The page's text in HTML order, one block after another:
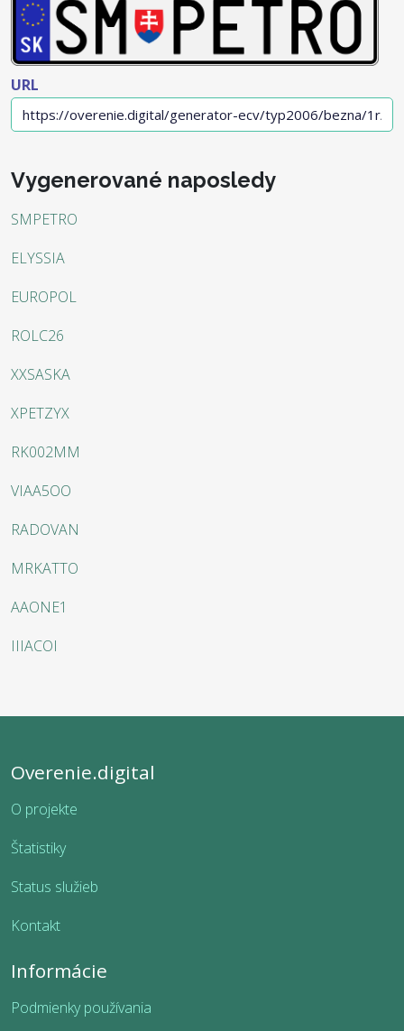
URL
Vygenerované naposledy
SMPETRO
ELYSSIA
EUROPOL
ROLC26
XXSASKA
XPETZYX
RK002MM
VIAA5OO
RADOVAN
MRKATTO
AAONE1
IIIACOI
Overenie.digital
O projekte
Štatistiky
Status služieb
Kontakt
Informácie
Podmienky používania